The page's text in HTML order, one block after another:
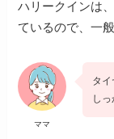
ハリークインは
ているので、一
ママ
タイ
し